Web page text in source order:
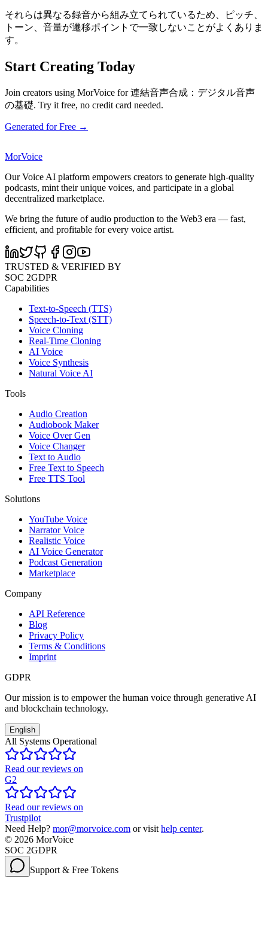
それらは異なる録音から組み立てられているため、ピッチ、
トーン、音量が遷移ポイントで一致しないことがよくありま
す。
Start Creating Today
Join creators using MorVoice for 連結音声合成：デジタル音声
の基礎. Try it free, no credit card needed.
Generated for Free →
MorVoice
Our Voice AI platform empowers creators to generate high-quality
podcasts, mint their unique voices, and participate in a global
decentralized marketplace.
We bring the future of audio production to the Web3 era — fast,
efficient, and profitable for every voice artist.
TRUSTED & VERIFIED BY
SOC 2GDPR
Capabilities
Text-to-Speech (TTS)
Speech-to-Text (STT)
Voice Cloning
Real-Time Cloning
AI Voice
Voice Synthesis
Natural Voice AI
Tools
Audio Creation
Audiobook Maker
Voice Over Gen
Voice Changer
Text to Audio
Free Text to Speech
Free TTS Tool
Solutions
YouTube Voice
Narrator Voice
Realistic Voice
AI Voice Generator
Podcast Generation
Marketplace
Company
API Reference
Blog
Privacy Policy
Terms & Conditions
Imprint
GDPR
Our mission is to empower the human voice through generative AI
and blockchain technology.
English
All Systems Operational
Read our reviews on
G2
Read our reviews on
Trustpilot
Need Help? mor@morvoice.com or visit help center.
© 2026 MorVoice
SOC 2GDPR
Support & Free Tokens